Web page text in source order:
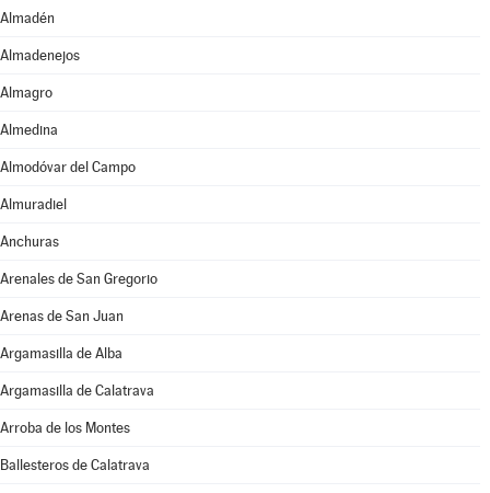
Almadén
Almadenejos
Almagro
Almedina
Almodóvar del Campo
Almuradiel
Anchuras
Arenales de San Gregorio
Arenas de San Juan
Argamasilla de Alba
Argamasilla de Calatrava
Arroba de los Montes
Ballesteros de Calatrava